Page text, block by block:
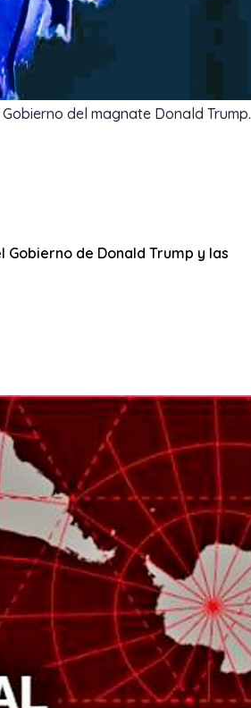
del magnate Donald Trump.
Gobierno de Donald Trump y las